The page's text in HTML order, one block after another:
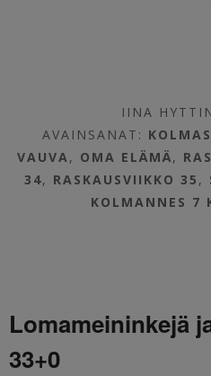
IINA
AVAINSANAT:
VAUVA, OMA ELÄMÄ,
34, RASKAUSVIIKKO 35 ,
KOLMANNES 7
Lomameininkejä
33+0